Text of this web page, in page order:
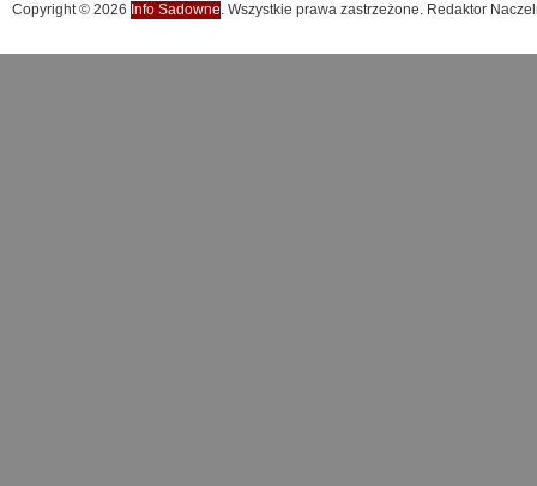
Copyright © 2026 Info Sadowne. Wszystkie prawa zastrzeżone. Redaktor